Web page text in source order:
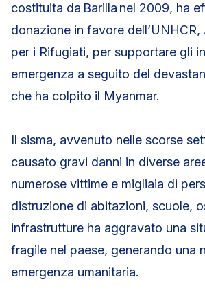
costituita da Barilla nel 2009, ha
donazione in favore dell’UNHCR,
per i Rifugiati, per supportare gli
emergenza a seguito del
che ha colpito il Myanmar.
Il sisma, avvenuto nelle scorse
causato gravi danni in diverse
numerose vittime e migliaia di
distruzione di abitazioni, scuole,
infrastrutture ha aggravato una
fragile nel paese, generando una
emergenza umanitaria.